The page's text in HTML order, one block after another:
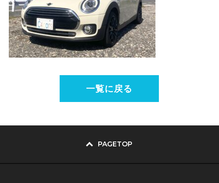
一覧に戻る
PAGETOP